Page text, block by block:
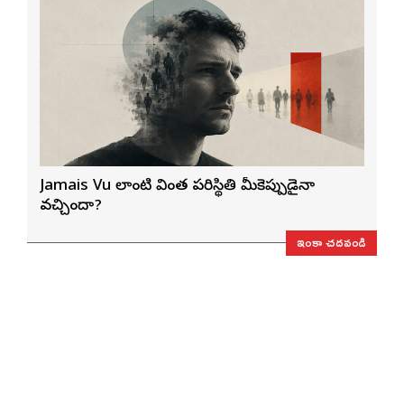
Jamais Vu లాంటి వింత పరిస్థితి మీకెప్పుడైనా
వచ్చిందా?
ఇంకా చదవండి